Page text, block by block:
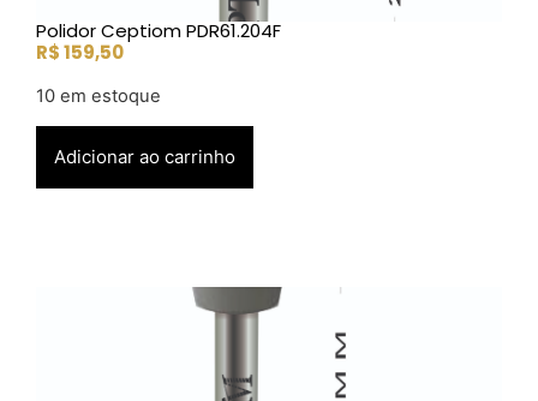
Polidor Ceptiom PDR61.204F
R$159,50
10 em estoque
Adicionar ao carrinho